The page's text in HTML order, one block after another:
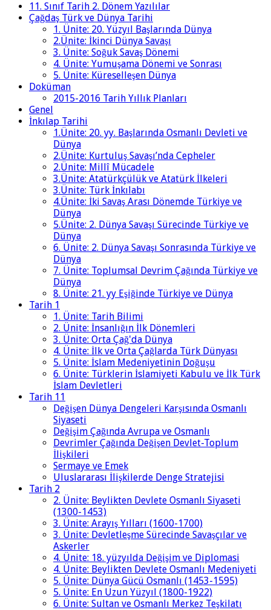
11. Sınıf Tarih 2. Dönem Yazılılar
Çağdaş Türk ve Dünya Tarihi
1. Ünite: 20. Yüzyıl Başlarında Dünya
2.Ünite: İkinci Dünya Savaşı
3. Ünite: Soğuk Savaş Dönemi
4. Ünite: Yumuşama Dönemi ve Sonrası
5. Ünite: Küreselleşen Dünya
Doküman
2015-2016 Tarih Yıllık Planları
Genel
İnkılap Tarihi
1.Ünite: 20. yy. Başlarında Osmanlı Devleti ve
Dünya
2.Ünite: Kurtuluş Savaşı’nda Cepheler
2.Ünite: Millî Mücadele
3.Ünite: Atatürkçülük ve Atatürk İlkeleri
3.Ünite: Türk İnkılabı
4.Ünite: İki Savaş Arası Dönemde Türkiye ve
Dünya
5.Ünite: 2. Dünya Savaşı Sürecinde Türkiye ve
Dünya
6. Ünite: 2. Dünya Savaşı Sonrasında Türkiye ve
Dünya
7. Ünite: Toplumsal Devrim Çağında Türkiye ve
Dünya
8. Ünite: 21. yy Eşiğinde Türkiye ve Dünya
Tarih 1
1. Ünite: Tarih Bilimi
2. Ünite: İnsanlığın İlk Dönemleri
3. Ünite: Orta Çağ'da Dünya
4. Ünite: İlk ve Orta Çağlarda Türk Dünyası
5. Ünite: İslam Medeniyetinin Doğuşu
6. Ünite: Türklerin İslamiyeti Kabulu ve İlk Türk
İslam Devletleri
Tarih 11
Değişen Dünya Dengeleri Karşısında Osmanlı
Siyaseti
Değişim Çağında Avrupa ve Osmanlı
Devrimler Çağında Değişen Devlet-Toplum
İlişkileri
Sermaye ve Emek
Uluslararası İlişkilerde Denge Stratejisi
Tarih 2
2. Ünite: Beylikten Devlete Osmanlı Siyaseti
(1300-1453)
3. Ünite: Arayış Yılları (1600-1700)
3. Ünite: Devletleşme Sürecinde Savaşçılar ve
Askerler
4. Ünite: 18. yüzyılda Değişim ve Diplomasi
4. Ünite: Beylikten Devlete Osmanlı Medeniyeti
5. Ünite: Dünya Gücü Osmanlı (1453-1595)
5. Ünite: En Uzun Yüzyıl (1800-1922)
6. Ünite: Sultan ve Osmanlı Merkez Teşkilatı